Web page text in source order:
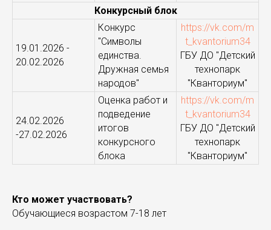
Конкурсный блок
19.01.2026 -
20.02.2026
Конкурс
"Символы
единства.
Дружная семья
народов"
https://vk.com/m
t_kvantorium34
ГБУ ДО "Детский
технопарк
"Кванториум"
24.02.2026
-27.02.2026
Оценка работ и
подведение
итогов
конкурсного
блока
https://vk.com/m
t_kvantorium34
ГБУ ДО "Детский
технопарк
"Кванториум"
Кто может участвовать?
Обучающиеся возрастом 7-18 лет